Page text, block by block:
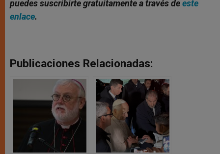
puedes suscribirte gratuitamente a través deeste
enlace.
Publicaciones Relacionadas: